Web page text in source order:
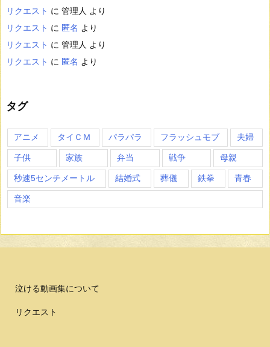
リクエスト に 管理人 より
リクエスト に 匿名 より
リクエスト に 管理人 より
リクエスト に 匿名 より
タグ
アニメ タイＣＭ パラパラ フラッシュモブ 夫婦
子供 家族 弁当 戦争 母親
秒速5センチメートル 結婚式 葬儀 鉄拳 青春
音楽
泣ける動画集について
リクエスト